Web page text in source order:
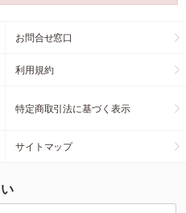
お問合せ窓口
利用規約
特定商取引法に基づく表示
サイトマップ